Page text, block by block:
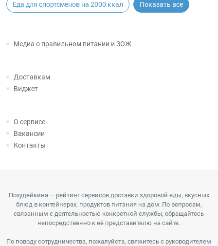
Еда для спортсменов на 2000 ккал Показать все
Медиа о правильном питании и ЗОЖ
Доставкам
Виджет
О сервисе
Вакансии
Контакты
Похудейкина — рейтинг сервисов доставки здоровой еды, вкусных
блюд в контейнерах, продуктов питания на дом. По вопросам,
связанным с деятельностью конкретной службы, обращайтесь
непосредственно к её представителю на сайте.
По поводу сотрудничества, пожалуйста, свяжитесь с руководителем